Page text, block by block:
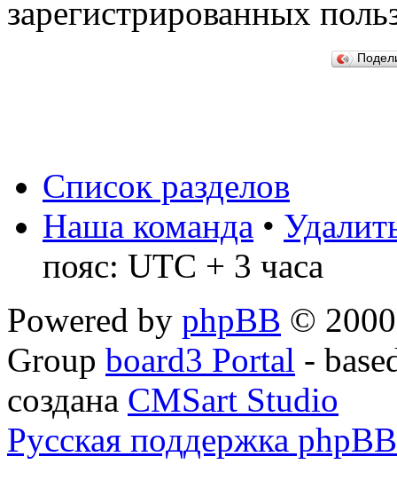
зарегистрированных
Список разделов
Наша команда •
пояс: UTC + 3 часа
Powered by phpBB ©
Group board3 Portal -
создана CMSart Studio
Русская поддержка phpBB